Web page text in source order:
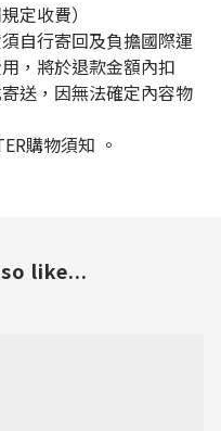
定收費）
自行寄回及負擔國際運
，將於退款金額內扣
送，因無法確定內容物
購物須知 。
like...